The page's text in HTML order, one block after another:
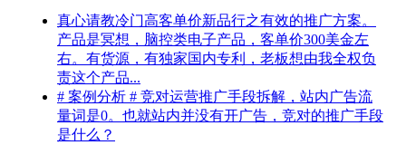
真心请教冷门高客单价新品行之有效的推广方案。
产品是冥想，脑控类电子产品，客单价300美金左
右。有货源，有独家国内专利，老板想由我全权负
责这个产品...
# 案例分析 # 竞对运营推广手段拆解，站内广告流
量词是0。也就站内并没有开广告，竞对的推广手段
是什么？